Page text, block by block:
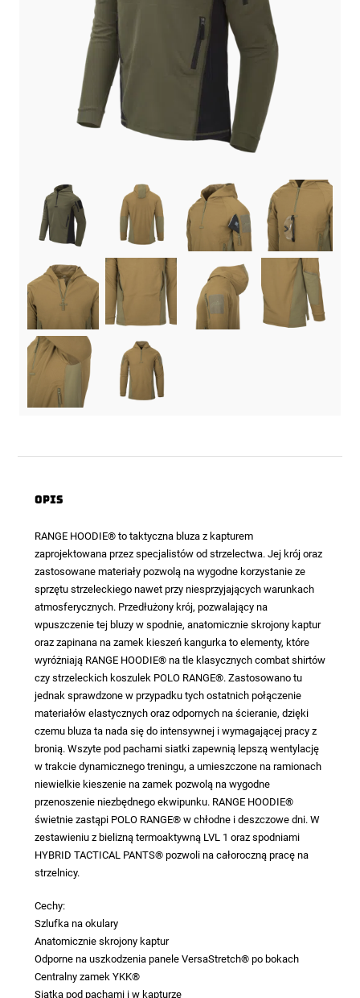
Opis
RANGE HOODIE® to taktyczna bluza z kapturem
zaprojektowana przez specjalistów od strzelectwa. Jej krój oraz
zastosowane materiały pozwolą na wygodne korzystanie ze
sprzętu strzeleckiego nawet przy niesprzyjających warunkach
atmosferycznych. Przedłużony krój, pozwalający na
wpuszczenie tej bluzy w spodnie, anatomicznie skrojony kaptur
oraz zapinana na zamek kieszeń kangurka to elementy, które
wyróżniają RANGE HOODIE® na tle klasycznych combat shirtów
czy strzeleckich koszulek POLO RANGE®. Zastosowano tu
jednak sprawdzone w przypadku tych ostatnich połączenie
materiałów elastycznych oraz odpornych na ścieranie, dzięki
czemu bluza ta nada się do intensywnej i wymagającej pracy z
bronią. Wszyte pod pachami siatki zapewnią lepszą wentylację
w trakcie dynamicznego treningu, a umieszczone na ramionach
niewielkie kieszenie na zamek pozwolą na wygodne
przenoszenie niezbędnego ekwipunku. RANGE HOODIE®
świetnie zastąpi POLO RANGE® w chłodne i deszczowe dni. W
zestawieniu z bielizną termoaktywną LVL 1 oraz spodniami
HYBRID TACTICAL PANTS® pozwoli na całoroczną pracę na
strzelnicy.
Cechy:
Szlufka na okulary
Anatomicznie skrojony kaptur
Odporne na uszkodzenia panele VersaStretch® po bokach
Centralny zamek YKK®
Siatka pod pachami i w kapturze